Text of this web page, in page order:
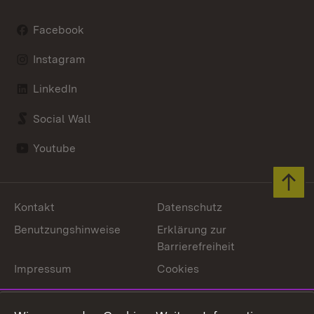
Facebook
Instagram
LinkedIn
Social Wall
Youtube
Kontakt
Datenschutz
Benutzungshinweise
Erklärung zur
Barrierefreiheit
Impressum
Cookies